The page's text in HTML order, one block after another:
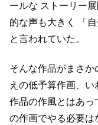
ールな ストーリー
的な声も大きく
「
と言われていた。
そんな作品がまさか
えの低予算作画、い
作品の作風とはあっ
の作画でやる必要は